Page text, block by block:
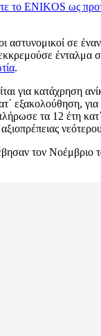
το ENIKOS ως
αστυνομικοί σε
ένταλμα
.
για κατάχρηση
εξακολούθηση, για
τα 12 έτη
τον Νοέμβριο